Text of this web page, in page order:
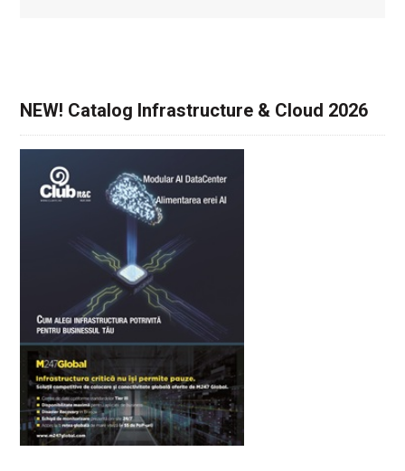
NEW! Catalog Infrastructure & Cloud 2026